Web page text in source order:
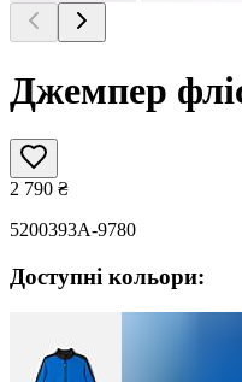
Джемпер
2 790 ₴
5200393A-9780
Доступні кольори: